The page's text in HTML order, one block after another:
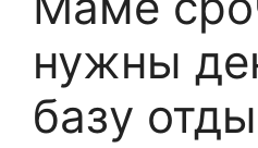
нужны
базу